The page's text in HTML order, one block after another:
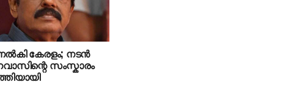
കേരളം; നടൻ
സംസ്കാരം